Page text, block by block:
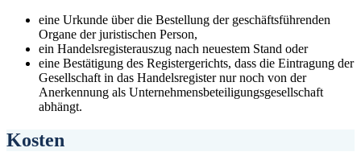
eine Urkunde über die Bestellung der geschäftsführenden
Organe der juristischen Person,
ein Handelsregisterauszug nach neuestem Stand oder
eine Bestätigung des Registergerichts, dass die Eintragung der
Gesellschaft in das Handelsregister nur noch von der
Anerkennung als Unternehmensbeteiligungsgesellschaft
abhängt.
Kosten